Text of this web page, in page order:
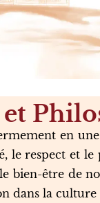
en
le respect et
bien-être de
dans la culture